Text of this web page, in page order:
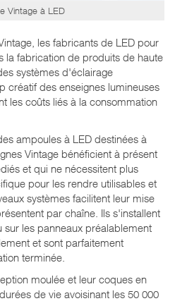
Vintage à LED
les fabricants de LED pour
la fabrication de produits de haute
systèmes d'éclairage
créatif des enseignes lumineuses
les coûts liés à la consommation
ampoules à LED destinées à
Vintage bénéficient à présent
et qui ne nécessitent plus
pour les rendre utilisables et
systèmes facilitent leur mise
par chaîne. Ils s'installent
sur les panneaux préalablement
et sont parfaitement
terminée.
moulée et leur coques en
de vie avoisinant les 50 000